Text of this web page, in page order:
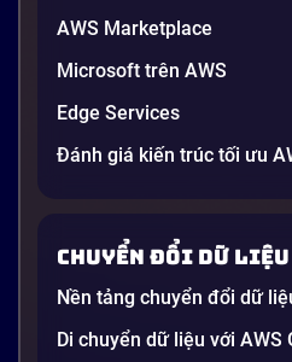
Generative AI là gì?
và ứng dụng cho
Nam 2026
Gần đây, bạn có thể nghe
startup công nghệ. Vấn đề
dường như chỉ được viết
người […]
21 phút
AWS Marketplace
Microsoft trên AWS
Edge Services
Đánh giá kiến trúc tối ưu
Chuyển đổi dữ liệu
Nền tảng chuyển đổi dữ
Di chuyển dữ liệu với AWS